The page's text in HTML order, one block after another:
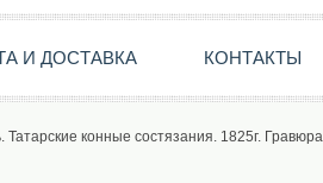
И ДОСТАВКА КОНТАКТЫ
Татарские конные состязания. 1825г. Гравюра.